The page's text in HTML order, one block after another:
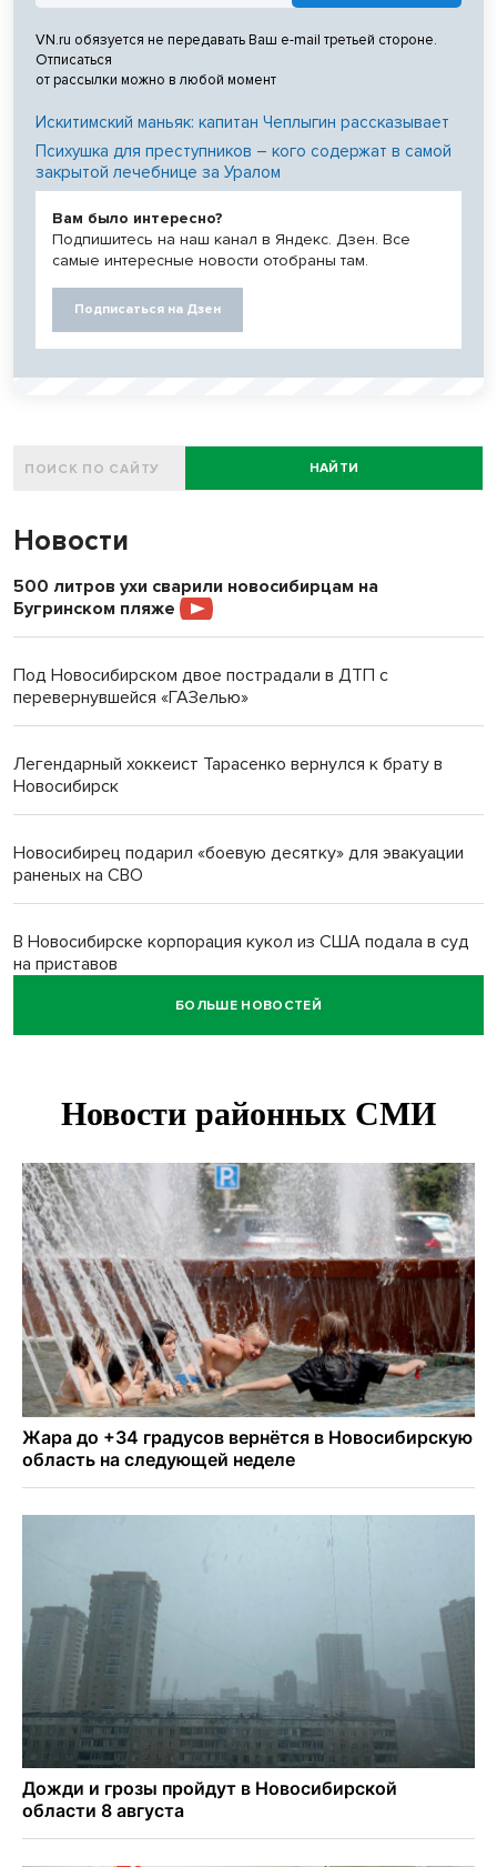
VN.ru обязуется не передавать Ваш e-mail третьей стороне.
Отписаться
от рассылки можно в любой момент
Искитимский маньяк: капитан Чеплыгин рассказывает
Психушка для преступников – кого содержат в самой
закрытой лечебнице за Уралом
Вам было интересно?
Подпишитесь на наш канал в Яндекс. Дзен. Все
самые интересные новости отобраны там.
Подписаться на Дзен
НАЙТИ
Новости
500 литров ухи сварили новосибирцам на
Бугринском пляже
Под Новосибирском двое пострадали в ДТП с
перевернувшейся «ГАЗелью»
Легендарный хоккеист Тарасенко вернулся к брату в
Новосибирск
Новосибирец подарил «боевую десятку» для эвакуации
раненых на СВО
В Новосибирске корпорация кукол из США подала в суд
на приставов
БОЛЬШЕ НОВОСТЕЙ